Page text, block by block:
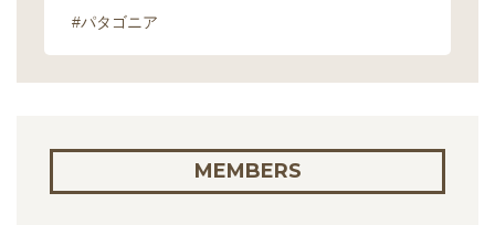
#パタゴニア
MEMBERS